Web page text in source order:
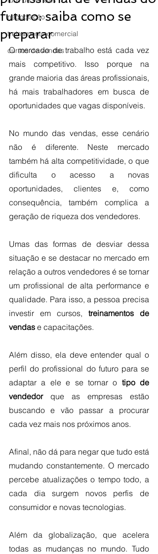
negociação
treinamento comercial
cursos de vendas
futuro: saiba como se
preparar
O mercado de trabalho está cada vez
mais competitivo. Isso porque na
grande maioria das áreas profissionais,
há mais trabalhadores em busca de
oportunidades que vagas disponíveis.
No mundo das vendas, esse cenário
não é diferente. Neste mercado
também há alta competitividade, o que
dificulta o acesso a novas
oportunidades, clientes e, como
consequência, também complica a
geração de riqueza dos vendedores.
Umas das formas de desviar dessa
situação e se destacar no mercado em
relação a outros vendedores é se tornar
um profissional de alta performance e
qualidade. Para isso, a pessoa precisa
investir em cursos, treinamentos de
vendas e capacitações.
Além disso, ela deve entender qual o
perfil do profissional do futuro para se
adaptar a ele e se tornar o tipo de
vendedor que as empresas estão
buscando e vão passar a procurar
cada vez mais nos próximos anos.
Afinal, não dá para negar que tudo está
mudando constantemente. O mercado
percebe atualizações o tempo todo, a
cada dia surgem novos perfis de
consumidor e novas tecnologias.
Além da globalização, que acelera
todas as mudanças no mundo. Tudo